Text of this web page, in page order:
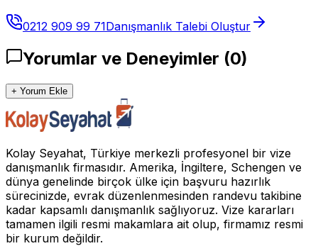
0212 909 99 71Danışmanlık Talebi Oluştur
Yorumlar ve Deneyimler (0)
+ Yorum Ekle
Kolay Seyahat, Türkiye merkezli profesyonel bir vize
danışmanlık firmasıdır. Amerika, İngiltere, Schengen ve
dünya genelinde birçok ülke için başvuru hazırlık
sürecinizde, evrak düzenlenmesinden randevu takibine
kadar kapsamlı danışmanlık sağlıyoruz. Vize kararları
tamamen ilgili resmi makamlara ait olup, firmamız resmi
bir kurum değildir.